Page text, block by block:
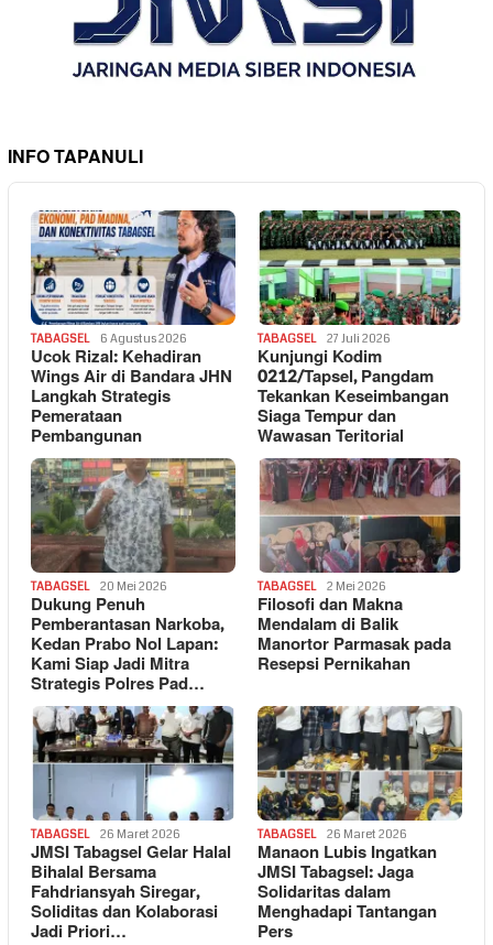
INFO TAPANULI
TABAGSEL 6 Agustus 2026
Ucok Rizal: Kehadiran
Wings Air di Bandara JHN
Langkah Strategis
Pemerataan
Pembangunan
TABAGSEL 27 Juli 2026
Kunjungi Kodim
0212/Tapsel, Pangdam
Tekankan Keseimbangan
Siaga Tempur dan
Wawasan Teritorial
TABAGSEL 20 Mei 2026
Dukung Penuh
Pemberantasan Narkoba,
Kedan Prabo Nol Lapan:
Kami Siap Jadi Mitra
Strategis Polres Pad…
TABAGSEL 2 Mei 2026
Filosofi dan Makna
Mendalam di Balik
Manortor Parmasak pada
Resepsi Pernikahan
TABAGSEL 26 Maret 2026
JMSI Tabagsel Gelar Halal
Bihalal Bersama
Fahdriansyah Siregar,
Soliditas dan Kolaborasi
Jadi Priori…
TABAGSEL 26 Maret 2026
Manaon Lubis Ingatkan
JMSI Tabagsel: Jaga
Solidaritas dalam
Menghadapi Tantangan
Pers